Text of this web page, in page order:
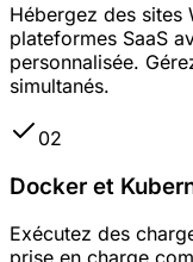
Hébergez des sites
plateformes SaaS
personnalisée.
simultanés.
02
Docker et
Exécutez des